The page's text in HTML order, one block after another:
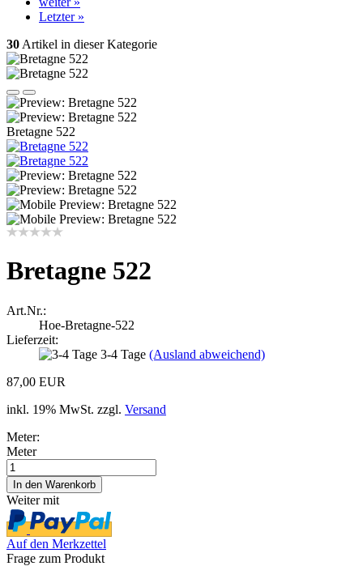
Letzter »
30 Artikel in dieser Kategorie
Bretagne 522
Bretagne 522
Art.Nr.:
Hoe-Bretagne-522
Lieferzeit:
3-4 Tage (Ausland abweichend)
87,00 EUR
inkl. 19% MwSt. zzgl. Versand
Meter:
Meter
Weiter mit
Auf den Merkzettel
Frage zum Produkt